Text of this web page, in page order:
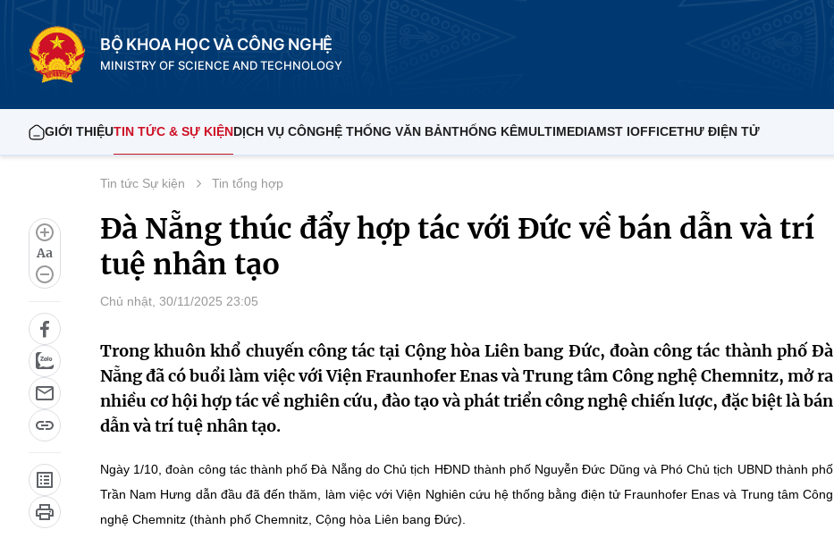
BỘ KHOA HỌC VÀ CÔNG NGHỆ
MINISTRY OF SCIENCE AND TECHNOLOGY
GIỚI THIỆUTIN TỨC & SỰ KIỆNDỊCH VỤ CÔNGHỆ THỐNG VĂN BẢNTHỐNG KÊMULTIMEDIAMST IOFFICETHƯ ĐIỆN TỬ
Aa
Tin tức Sự kiện Tin tổng hợp
Đà Nẵng thúc đẩy hợp tác với Đức về bán dẫn và trí
tuệ nhân tạo
Chủ nhật, 30/11/2025 23:05
Trong khuôn khổ chuyến công tác tại Cộng hòa Liên bang Đức, đoàn công tác thành phố Đà
Nẵng đã có buổi làm việc với Viện Fraunhofer Enas và Trung tâm Công nghệ Chemnitz, mở ra
nhiều cơ hội hợp tác về nghiên cứu, đào tạo và phát triển công nghệ chiến lược, đặc biệt là bán
dẫn và trí tuệ nhân tạo.
Ngày 1/10, đoàn công tác thành phố Đà Nẵng do Chủ tịch HĐND thành phố Nguyễn Đức Dũng và Phó Chủ tịch UBND thành phố
Trần Nam Hưng dẫn đầu đã đến thăm, làm việc với Viện Nghiên cứu hệ thống bằng điện tử Fraunhofer Enas và Trung tâm Công
nghệ Chemnitz (thành phố Chemnitz, Cộng hòa Liên bang Đức).